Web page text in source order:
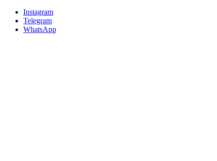
Instagram
Telegram
WhatsApp